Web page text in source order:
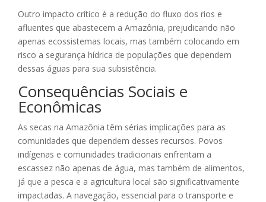
Outro impacto crítico é a redução do fluxo dos rios e
afluentes que abastecem a Amazônia, prejudicando não
apenas ecossistemas locais, mas também colocando em
risco a segurança hídrica de populações que dependem
dessas águas para sua subsistência.
Consequências Sociais e
Econômicas
As secas na Amazônia têm sérias implicações para as
comunidades que dependem desses recursos. Povos
indígenas e comunidades tradicionais enfrentam a
escassez não apenas de água, mas também de alimentos,
já que a pesca e a agricultura local são significativamente
impactadas. A navegação, essencial para o transporte e